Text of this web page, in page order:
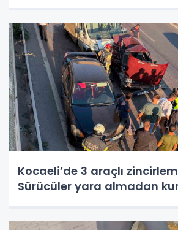
Kocaeli’de 3 araçlı
Sürücüler yara almadan